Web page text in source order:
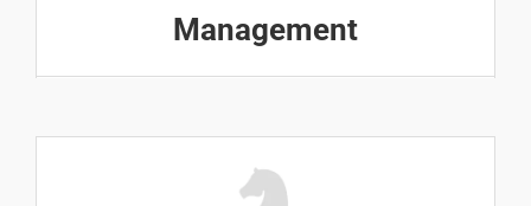
Management